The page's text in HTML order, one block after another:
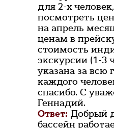
для 2-х
посмотреть
на апрель
ценам в
стоимость
экскурсии (1-3
указана за всю
каждого
спасибо. С
Геннадий.
Ответ: Добрый
бассейн